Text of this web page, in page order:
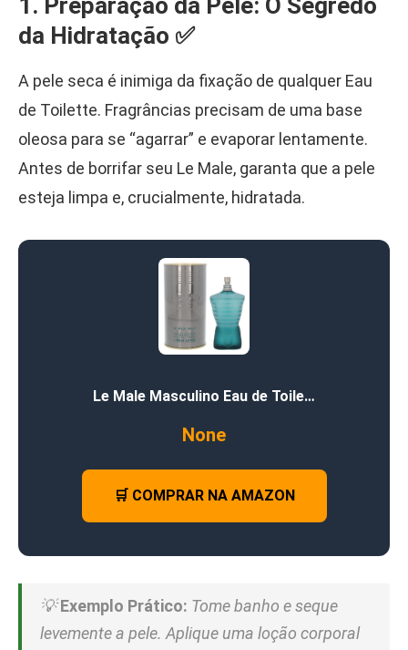
1. Preparação da Pele: O Segredo
da Hidratação ✅
A pele seca é inimiga da fixação de qualquer Eau
de Toilette. Fragrâncias precisam de uma base
oleosa para se “agarrar” e evaporar lentamente.
Antes de borrifar seu Le Male, garanta que a pele
esteja limpa e, crucialmente, hidratada.
Le Male Masculino Eau de Toile…
None
🛒 COMPRAR NA AMAZON
💡Exemplo Prático: Tome banho e seque
levemente a pele. Aplique uma loção corporal